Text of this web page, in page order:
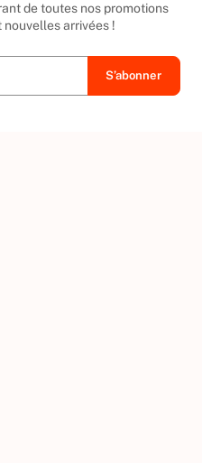
de toutes nos promotions
arrivées !